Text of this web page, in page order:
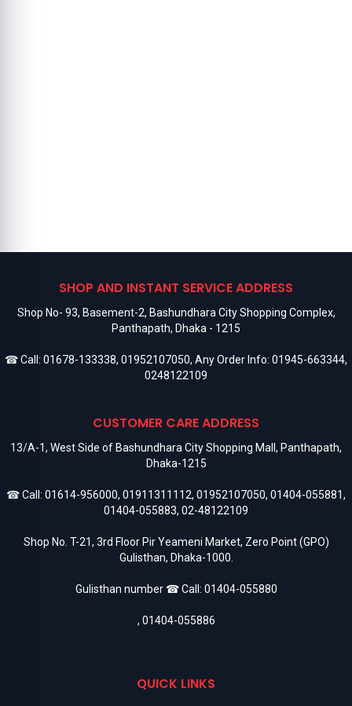
SHOP AND INSTANT SERVICE ADDRESS
Shop No- 93, Basement-2, Bashundhara City Shopping Complex,
Panthapath, Dhaka - 1215
☎ Call: 01678-133338, 01952107050, Any Order Info: 01945-663344,
0248122109
CUSTOMER CARE ADDRESS
13/A-1, West Side of Bashundhara City Shopping Mall, Panthapath,
Dhaka-1215
☎ Call: 01614-956000, 01911311112, 01952107050, 01404-055881,
01404-055883, 02-48122109
Shop No. T-21, 3rd Floor Pir Yeameni Market, Zero Point (GPO)
Gulisthan, Dhaka-1000.
Gulisthan number ☎ Call: 01404-055880
, 01404-055886
QUICK LINKS